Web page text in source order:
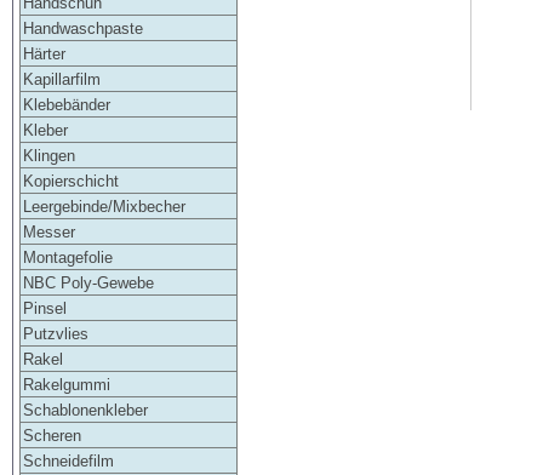
Handwaschpaste
Härter
Kapillarfilm
Klebebänder
Kleber
Klingen
Kopierschicht
Leergebinde/Mixbecher
Messer
Montagefolie
NBC Poly-Gewebe
Pinsel
Putzvlies
Rakel
Rakelgummi
Schablonenkleber
Scheren
Schneidefilm